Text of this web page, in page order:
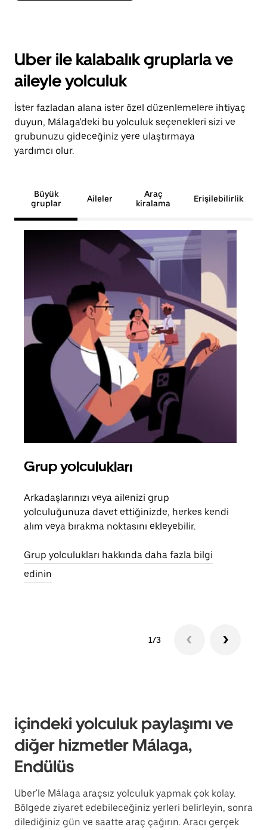
Uber ile kalabalık gruplarla ve
aileyle yolculuk
İster fazladan alana ister özel düzenlemelere ihtiyaç
duyun, Málaga'deki bu yolculuk seçenekleri sizi ve
grubunuzu gideceğiniz yere ulaştırmaya
yardımcı olur.
Büyük
gruplar
Aileler
Araç
kiralama
Erişilebilirlik
Grup yolculukları
Arkadaşlarınızı veya ailenizi grup
yolculuğunuza davet ettiğinizde, herkes kendi
alım veya bırakma noktasını ekleyebilir.
Grup yolculukları hakkında daha fazla bilgi
edinin
1/3
içindeki yolculuk paylaşımı ve
diğer hizmetler Málaga,
Endülüs
Uber'le Málaga araçsız yolculuk yapmak çok kolay.
Bölgede ziyaret edebileceğiniz yerleri belirleyin, sonra
dilediğiniz gün ve saatte araç çağırın. Aracı gerçek